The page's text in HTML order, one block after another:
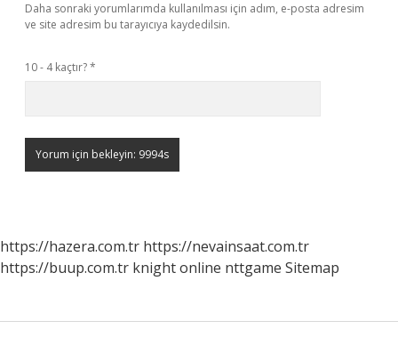
Daha sonraki yorumlarımda kullanılması için adım, e-posta adresim
ve site adresim bu tarayıcıya kaydedilsin.
10 - 4 kaçtır?*
https://hazera.com.tr https://nevainsaat.com.tr
https://buup.com.tr knight online nttgame Sitemap